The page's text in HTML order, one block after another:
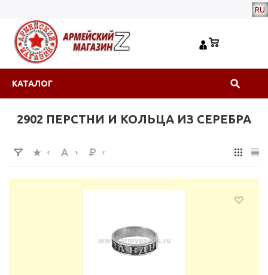
RU
КАТАЛОГ
2902 ПЕРСТНИ И КОЛЬЦА ИЗ СЕРЕБРА